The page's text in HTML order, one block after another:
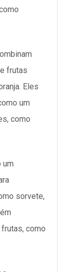
frutas
Eles
um
como
um
sorvete,
como